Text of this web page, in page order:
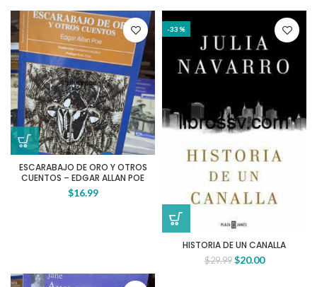
ESCARABAJO DE ORO Y OTROS
CUENTOS – EDGAR ALLAN POE
$16.99
-33%
HISTORIA DE UN CANALLA
$29.99 $20.00